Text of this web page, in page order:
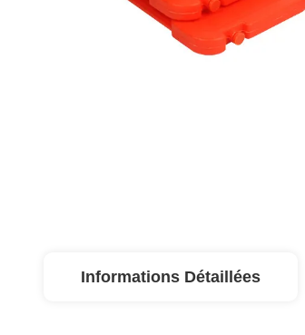
Informations Détaillées